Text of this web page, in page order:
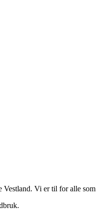
Vi er til for alle